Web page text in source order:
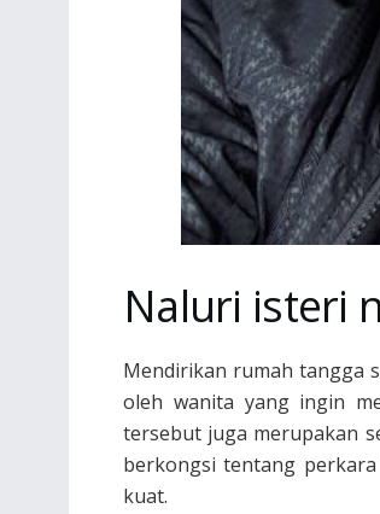
Naluri isteri
Mendirikan rumah tangga
oleh wanita yang ingin
tersebut juga merupakan
berkongsi tentang
kuat.